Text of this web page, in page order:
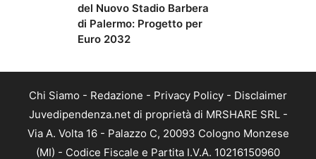
del Nuovo Stadio Barbera
di Palermo: Progetto per
Euro 2032
Chi Siamo - Redazione - Privacy Policy - Disclaimer
Juvedipendenza.net di proprietà di MRSHARE SRL -
Via A. Volta 16 - Palazzo C, 20093 Cologno Monzese
(MI) - Codice Fiscale e Partita I.V.A. 10216150960